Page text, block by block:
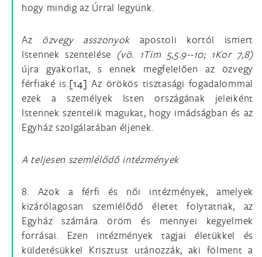
hogy mindig az Úrral legyünk.
Az özvegy asszonyokapostoli kortól ismert
Istennek szentelése (vö. 1Tim 5,5.9--10; 1Kor 7,8)
újra gyakorlat, s ennek megfelelően az özvegy
férfiaké is.[14] Az örökös tisztasági fogadalommal
ezek a személyek Isten országának jeleiként
Istennek szentelik magukat, hogy imádságban és az
Egyház szolgálatában éljenek.
A teljesen szemlélődő intézmények
8. Azok a férfi és női intézmények, amelyek
kizárólagosan szemlélődő életet folytatnak, az
Egyház számára öröm és mennyei kegyelmek
forrásai. Ezen intézmények tagjai életükkel és
küldetésükkel Krisztust utánozzák, aki fölment a